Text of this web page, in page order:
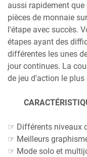
aussi rapidement
pièces de monnaie
l'étape avec succès.
étapes ayant des
différentes les unes
jour continues. La
de jeu d'action le plus
☞ Différents niveaux
☞ Meilleurs
☞ Mode solo et